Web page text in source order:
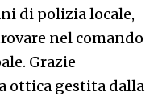
di polizia locale,
nel comando
Grazie
ottica gestita dalla